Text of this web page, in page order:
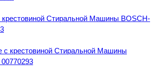
крестовиной Стиральной Машины BOSCH-